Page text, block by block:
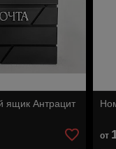
ящик Антрацит
от